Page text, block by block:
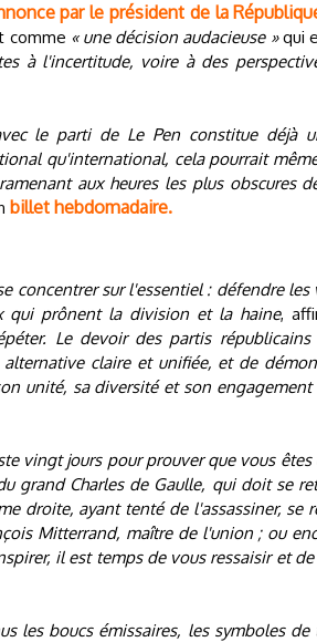
par le président de la
comme « une décision audacieuse »qui
à l'incertitude, voire à des
le parti de Le Pen constitue déjà
qu'international, cela pourrait
aux heures les plus obscures
billet hebdomadaire.
concentrer sur l'essentiel : défendre les
qui prônent la division et la haine,
Le devoir des partis
claire et unifiée, et de
unité, sa diversité et son engagement
vingt jours pour prouver que vous
grand Charles de Gaulle, qui doit se
droite, ayant tenté de l'assassiner, se
Mitterrand, maître de l'union ; ou
il est temps de vous ressaisir et de
les boucs émissaires, les symboles de